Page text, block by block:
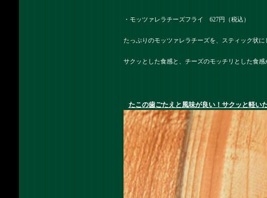
・モッツァレラチーズフライ 627円（税込）
たっぷりのモッツァレラチーズを、スティック状
サクッとした食感と、チーズのモッチリとした食感
たこの歯ごたえと風味が良い！サクッと軽い